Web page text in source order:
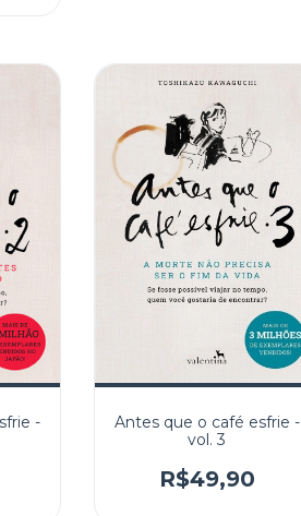
-
Antes que o café esfrie -
vol. 3
R$49,90